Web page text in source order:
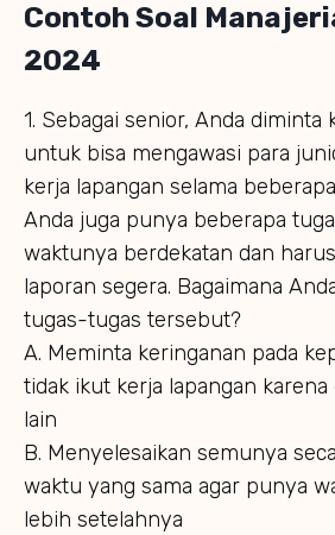
Contoh Soal
2024
1. Sebagai senior, Anda diminta
untuk bisa mengawasi para
kerja lapangan selama
Anda juga punya beberapa
waktunya berdekatan dan
laporan segera. Bagaimana
tugas-tugas tersebut?
A. Meminta keringanan pada
tidak ikut kerja lapangan karena
lain
B. Menyelesaikan semunya
waktu yang sama agar punya
lebih setelahnya